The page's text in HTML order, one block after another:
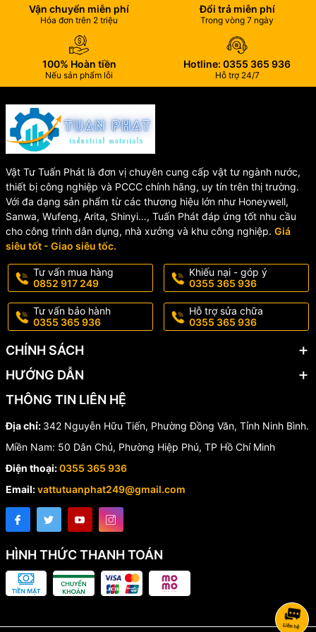
Áp lực làm việc:
PN16
PN25
10K
16K
150LB
✔️Nhiệt độ làm việc:-10°C đến 80°C
✔️ Môi trường sử dụng: Hệ thống nước sạch, nước công nghiệp
🏗️ CẤU TẠO VAN BƯỚM
TAY GẠT
🔧Thân van (Body):Gang cầu ASTM A536/EN GJS 500-7
Đĩa van (Disc):Inox CF8/CF8M
🔧Gioăng làm kín (Seat):
🔧Vòng đệm (O-Ring):
🔧Tay gạt (Lever):Thép Carbon AISI 1025
🚀 ỨNG DỤNG CỦA VAN
BƯỚM TAY GẠT
💧 Hệ thống cấp nước sinh hoạt
💧 Hệ thống xử lý nước thải
💧 Hệ thống phòng cháy chữa cháy (PCCC)
💧 Hệ thống HVAC, điều hòa trung tâm
Vận chuyển miễn phí
Hóa đơn trên 2 triệu
Đổi trả miễn phí
Trong vòng 7 ngày
100% Hoàn tiền
Nếu sản phẩm lỗi
Hotline: 0355 365 936
Hỗ trợ 24/7
Vật Tư Tuấn Phát là đơn vị chuyên cung cấp vật tư ngành nước,
thiết bị công nghiệp và PCCC chính hãng, uy tín trên thị trường.
Với đa dạng sản phẩm từ các thương hiệu lớn như Honeywell,
Sanwa, Wufeng, Arita, Shinyi…, Tuấn Phát đáp ứng tốt nhu cầu
cho công trình dân dụng, nhà xưởng và khu công nghiệp. Giá
siêu tốt - Giao siêu tốc.
Tư vấn mua hàng
0852 917 249
Khiếu nại - góp ý
0355 365 936
Tư vấn bảo hành
0355 365 936
Hỗ trợ sửa chữa
0355 365 936
CHÍNH SÁCH
HƯỚNG DẪN
THÔNG TIN LIÊN HỆ
Địa chỉ: 342 Nguyễn Hữu Tiến, Phường Đồng Văn, Tỉnh Ninh Bình.
Miền Nam: 50 Dân Chủ, Phường Hiệp Phú, TP Hồ Chí Minh
Điện thoại:0355 365 936
Email:vattutuanphat249@gmail.com
HÌNH THỨC THANH TOÁN